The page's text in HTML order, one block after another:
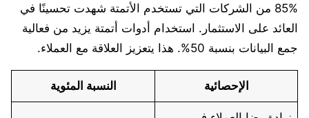
85% من الشركات التي تستخدم الأتمتة شهدت تحسينًا في
العائد على الاستثمار. استخدام أدوات أتمتة يزيد من فعالية
جمع البيانات بنسبة 50%. هذا يتعزيز العلاقة مع العملاء.
الإحصائية النسبة المئوية